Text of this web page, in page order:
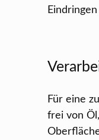
Für eine
frei von